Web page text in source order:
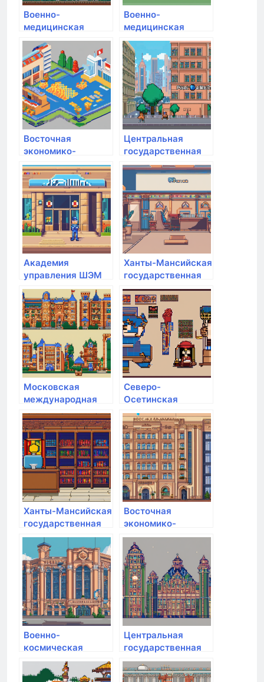
Военно-
медицинская
академия им. С.М.
Кирова
Военно-
медицинская
академия им. С.М.
Кирова
Восточная
экономико-
юридическая
гуманитарная
академия
Центральная
государственная
медицинская
академия
Академия
управления ШЭМ
ДВФУ
Ханты-Мансийская
государственная
медицинская
академия
Московская
международная
академия
Северо-
Осетинская
государственная
медицинская
академия
Ханты-Мансийская
государственная
медицинская
академия
Восточная
экономико-
юридическая
гуманитарная
академия
Военно-
космическая
академия им. А.Ф.
Можайского
Центральная
государственная
медицинская
академия